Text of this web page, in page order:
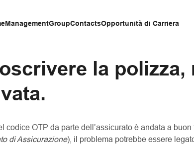
ManagementGroupContactsOpportunità di Carriera
la polizza,
codice OTP da parte dell’assicurato è andata a
di Assicurazione), il problema potrebbe essere